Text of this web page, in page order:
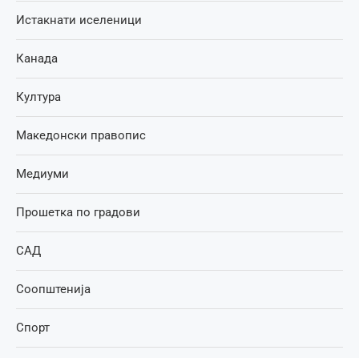
Истакнати иселеници
Канада
Култура
Македонски правопис
Медиуми
Прошетка по градови
САД
Соопштенија
Спорт